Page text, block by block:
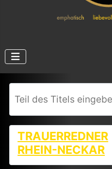
Teil des Titels eingeben
TRAUERREDNER
RHEIN-NECKAR